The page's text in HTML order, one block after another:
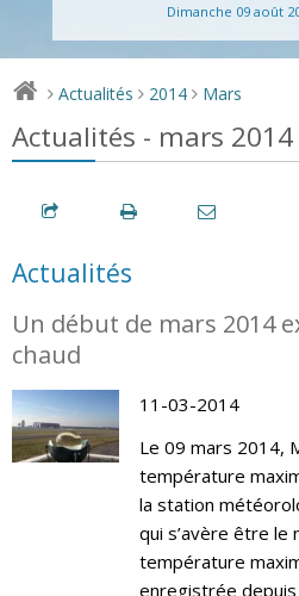
Dimanche 09 août
> Actualités > 2014 > Mars
Actualités - mars 2014
Actualités
Un début de mars 2014
chaud
11-03-2014
Le 09 mars 2014,
température
la station
qui s’avère être le
température
enregistrée